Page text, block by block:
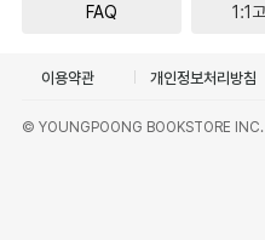
FAQ 1:1
이용약관 개인정보처리방침
© YOUNGPOONG BOOKSTORE INC.